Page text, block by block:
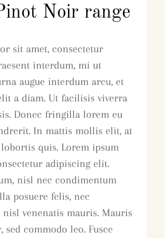
Noir range
sit amet, consectetur
interdum, mi ut
augue interdum arcu, et
a diam. Ut facilisis viverra
Donec fringilla lorem eu
In mattis mollis elit, at
quis. Lorem ipsum
adipiscing elit.
nisl nec condimentum
posuere felis, nec
nisl venenatis mauris. Mauris
commodo leo. Fusce